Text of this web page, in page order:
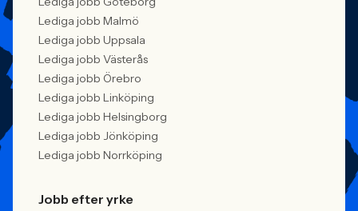
Lediga jobb Malmö
Lediga jobb Uppsala
Lediga jobb Västerås
Lediga jobb Örebro
Lediga jobb Linköping
Lediga jobb Helsingborg
Lediga jobb Jönköping
Lediga jobb Norrköping
Jobb efter yrke